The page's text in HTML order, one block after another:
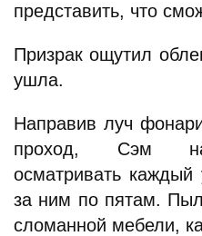
представить, что
Призрак ощутил
ушла.
Направив луч
проход, Сэм
осматривать каждый
за ним по пятам.
сломанной мебели,